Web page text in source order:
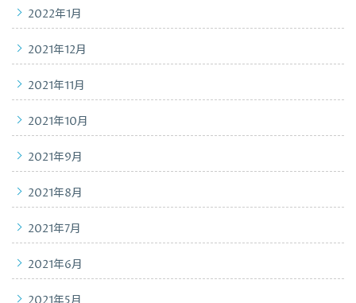
2022年1月
2021年12月
2021年11月
2021年10月
2021年9月
2021年8月
2021年7月
2021年6月